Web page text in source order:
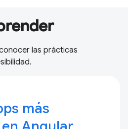
las prácticas
más